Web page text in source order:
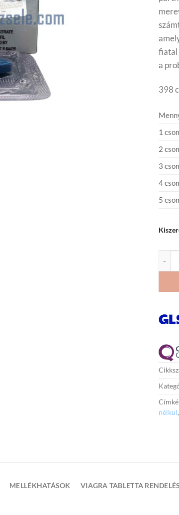
fiatal
a
398
1
2
3
4
5
nélkül,
MELLÉKHATÁSOK VIAGRA TABLETTA RENDELÉS